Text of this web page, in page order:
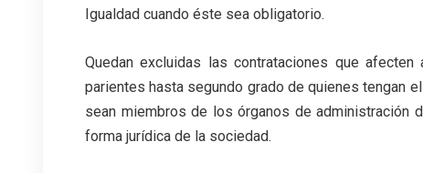
Igualdad cuando éste sea obligatorio.
Quedan excluidas las contrataciones que
parientes hasta segundo grado de quienes tengan
sean miembros de los órganos de
forma jurídica de la sociedad.